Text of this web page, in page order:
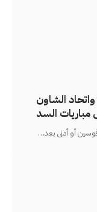
الشاون
السد
أو أدنى بعد…